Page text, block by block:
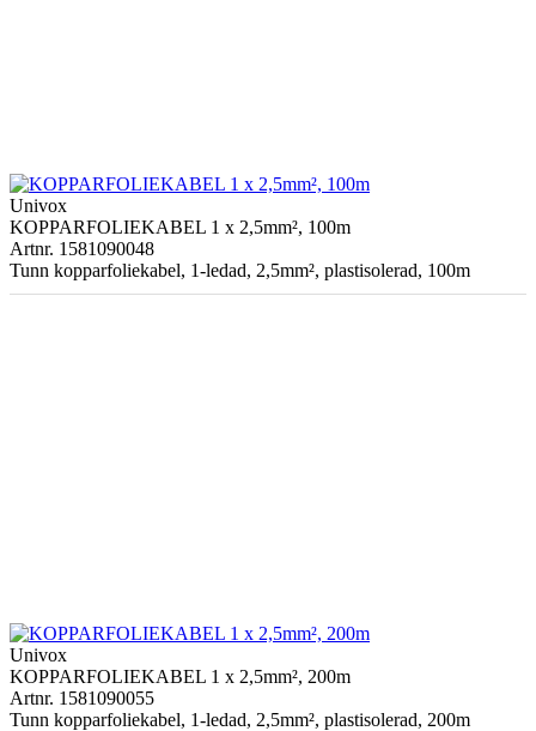
Univox
KOPPARFOLIEKABEL 1 x 2,5mm², 100m
Artnr. 1581090048
Tunn kopparfoliekabel, 1-ledad, 2,5mm², plastisolerad, 100m
Univox
KOPPARFOLIEKABEL 1 x 2,5mm², 200m
Artnr. 1581090055
Tunn kopparfoliekabel, 1-ledad, 2,5mm², plastisolerad, 200m